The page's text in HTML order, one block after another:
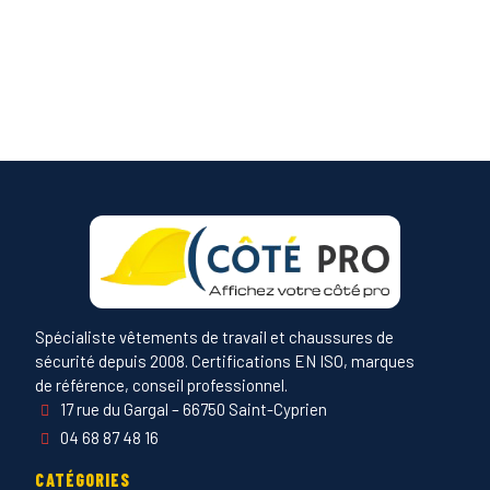
Spécialiste vêtements de travail et chaussures de
sécurité depuis 2008. Certifications EN ISO, marques
de référence, conseil professionnel.
17 rue du Gargal – 66750 Saint-Cyprien
04 68 87 48 16
CATÉGORIES